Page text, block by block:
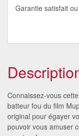
Garantie satisfait
Connaissez-vous
batteur fou du film
original pour égayer
pouvoir vous amuser